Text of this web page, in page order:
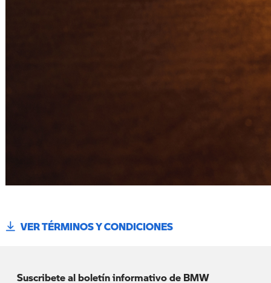
VER TÉRMINOS Y CONDICIONES
Suscribete al boletín informativo de BMW